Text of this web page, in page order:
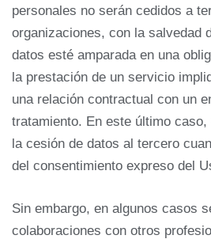
personales no serán cedidos a
organizaciones, con la salvedad
datos esté amparada en una
la prestación de un servicio
una relación contractual con un
tratamiento. En este último
la cesión de datos al tercero
del consentimiento expreso del
Sin embargo, en algunos casos
colaboraciones con otros